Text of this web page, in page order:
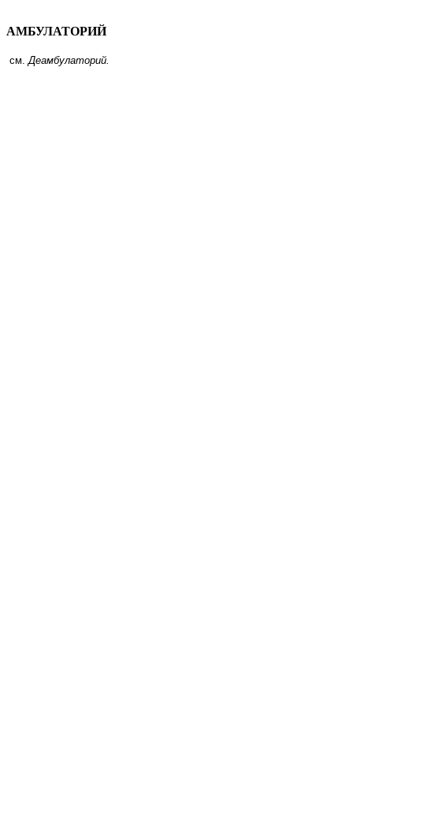
АМБУЛАТОРИЙ
см. Деамбулаторий.